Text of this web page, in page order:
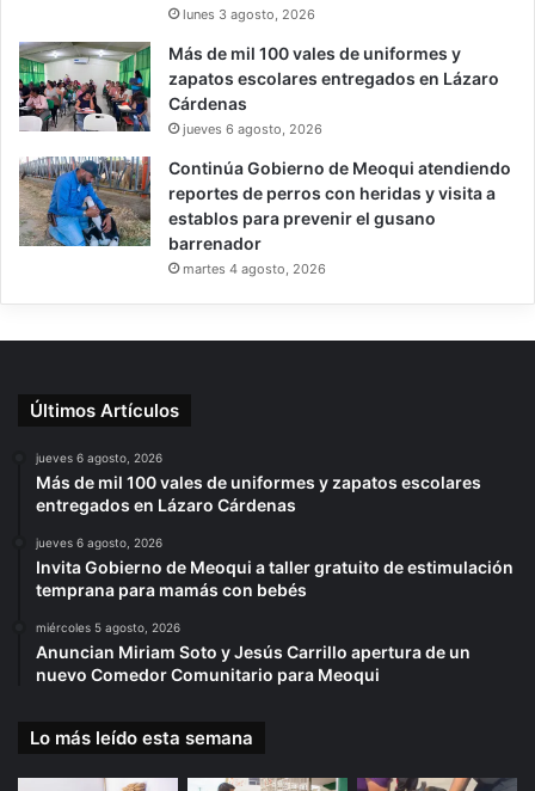
lunes 3 agosto, 2026
Más de mil 100 vales de uniformes y
zapatos escolares entregados en Lázaro
Cárdenas
jueves 6 agosto, 2026
Continúa Gobierno de Meoqui atendiendo
reportes de perros con heridas y visita a
establos para prevenir el gusano
barrenador
martes 4 agosto, 2026
Últimos Artículos
jueves 6 agosto, 2026
Más de mil 100 vales de uniformes y zapatos escolares
entregados en Lázaro Cárdenas
jueves 6 agosto, 2026
Invita Gobierno de Meoqui a taller gratuito de estimulación
temprana para mamás con bebés
miércoles 5 agosto, 2026
Anuncian Miriam Soto y Jesús Carrillo apertura de un
nuevo Comedor Comunitario para Meoqui
Lo más leído esta semana